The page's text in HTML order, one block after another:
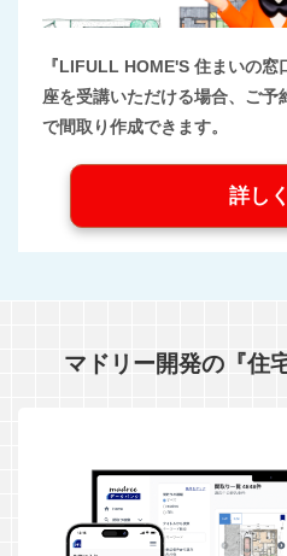
『LIFULL HOME'S 住まいの
座を受講いただける場合、ご
で間取り作成できます。
詳し
マドリー開発の『住